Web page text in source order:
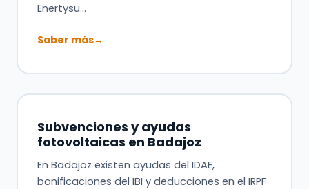
Enertysu…
Saber más→
Subvenciones y ayudas
fotovoltaicas en Badajoz
En Badajoz existen ayudas del IDAE,
bonificaciones del IBI y deducciones en el IRPF